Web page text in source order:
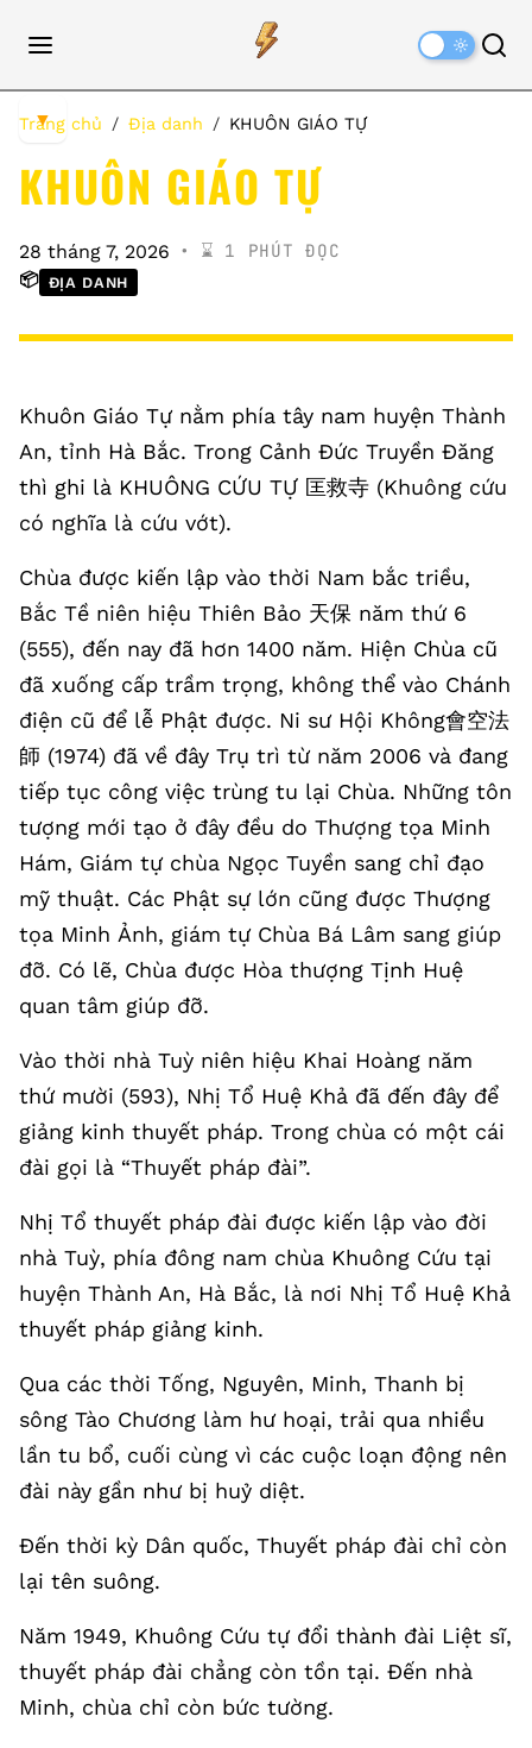
Trang chủ Địa danh KHUÔN GIÁO TỰ
KHUÔN GIÁO TỰ
28 tháng 7, 2026 ⌛️ 1 PHÚT ĐỌC
📦 ĐỊA DANH
Khuôn Giáo Tự nằm phía tây nam huyện Thành
An, tỉnh Hà Bắc. Trong Cảnh Đức Truyền Đăng
thì ghi là KHUÔNG CỨU TỰ 匡救寺 (Khuông cứu
có nghĩa là cứu vớt).
Chùa được kiến lập vào thời Nam bắc triều,
Bắc Tề niên hiệu Thiên Bảo 天保 năm thứ 6
(555), đến nay đã hơn 1400 năm. Hiện Chùa cũ
đã xuống cấp trầm trọng, không thể vào Chánh
điện cũ để lễ Phật được. Ni sư Hội Không會空法
師 (1974) đã về đây Trụ trì từ năm 2006 và đang
tiếp tục công việc trùng tu lại Chùa. Những tôn
tượng mới tạo ở đây đều do Thượng tọa Minh
Hám, Giám tự chùa Ngọc Tuyền sang chỉ đạo
mỹ thuật. Các Phật sự lớn cũng được Thượng
tọa Minh Ảnh, giám tự Chùa Bá Lâm sang giúp
đỡ. Có lẽ, Chùa được Hòa thượng Tịnh Huệ
quan tâm giúp đỡ.
Vào thời nhà Tuỳ niên hiệu Khai Hoàng năm
thứ mười (593), Nhị Tổ Huệ Khả đã đến đây để
giảng kinh thuyết pháp. Trong chùa có một cái
đài gọi là “Thuyết pháp đài”.
Nhị Tổ thuyết pháp đài được kiến lập vào đời
nhà Tuỳ, phía đông nam chùa Khuông Cứu tại
huyện Thành An, Hà Bắc, là nơi Nhị Tổ Huệ Khả
thuyết pháp giảng kinh.
Qua các thời Tống, Nguyên, Minh, Thanh bị
sông Tào Chương làm hư hoại, trải qua nhiều
lần tu bổ, cuối cùng vì các cuộc loạn động nên
đài này gần như bị huỷ diệt.
Đến thời kỳ Dân quốc, Thuyết pháp đài chỉ còn
lại tên suông.
Năm 1949, Khuông Cứu tự đổi thành đài Liệt sĩ,
thuyết pháp đài chẳng còn tồn tại. Đến nhà
Minh, chùa chỉ còn bức tường.
▼